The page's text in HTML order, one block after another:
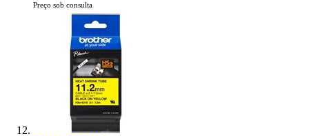
Preço sob consulta